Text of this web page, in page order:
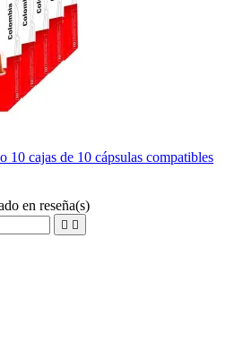
10 cajas de 10 cápsulas compatibles
en reseña(s)
 